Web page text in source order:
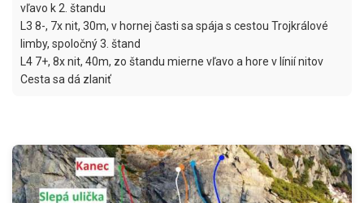
vľavo k 2. štandu
L3 8-, 7x nit, 30m, v hornej časti sa spája s cestou Trojkrálové
limby, spoločný 3. štand
L4 7+, 8x nit, 40m, zo štandu mierne vľavo a hore v línií nitov
Cesta sa dá zlaniť